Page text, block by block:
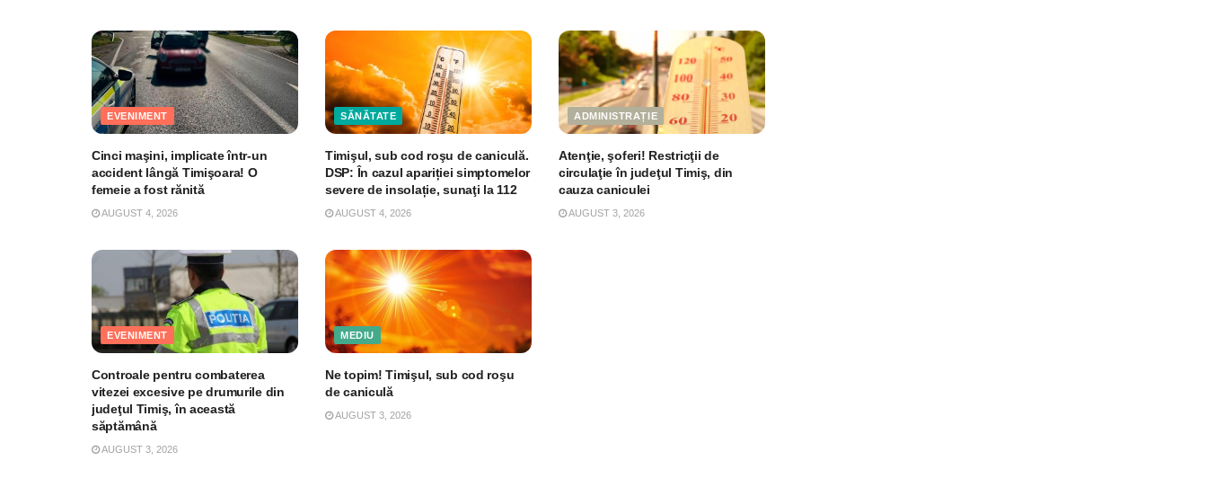
EVENIMENT
Cinci maşini, implicate într-un
accident lângă Timişoara! O
femeie a fost rănită
AUGUST 4, 2026
SĂNĂTATE
Timişul, sub cod roşu de caniculă.
DSP: În cazul apariției simptomelor
severe de insolație, sunaţi la 112
AUGUST 4, 2026
ADMINISTRAȚIE
Atenţie, şoferi! Restricţii de
circulaţie în judeţul Timiş, din
cauza caniculei
AUGUST 3, 2026
EVENIMENT
Controale pentru combaterea
vitezei excesive pe drumurile din
judeţul Timiş, în această
săptămână
AUGUST 3, 2026
MEDIU
Ne topim! Timişul, sub cod roşu
de caniculă
AUGUST 3, 2026